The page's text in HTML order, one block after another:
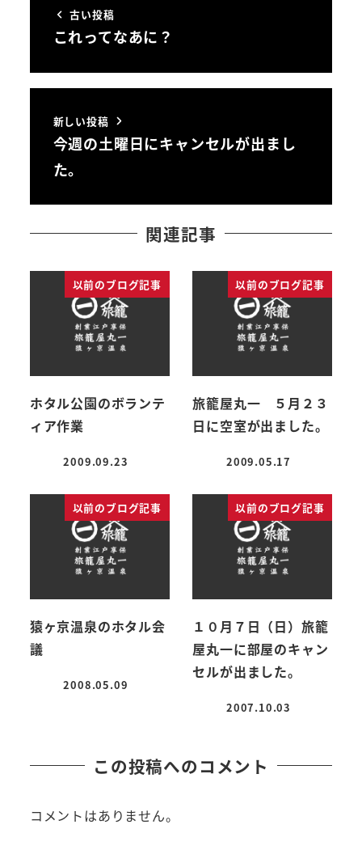
古い投稿
これってなあに？
新しい投稿
今週の土曜日にキャンセルが出まし
た。
関連記事
以前のブログ記事
ホタル公園のボランテ
ィア作業
投稿日
2009.09.23
以前のブログ記事
旅籠屋丸一 ５月２３
日に空室が出ました。
投稿日
2009.05.17
以前のブログ記事
猿ヶ京温泉のホタル会
議
投稿日
2008.05.09
以前のブログ記事
１０月７日（日）旅籠
屋丸一に部屋のキャン
セルが出ました。
投稿日
2007.10.03
この投稿へのコメント
コメントはありません。